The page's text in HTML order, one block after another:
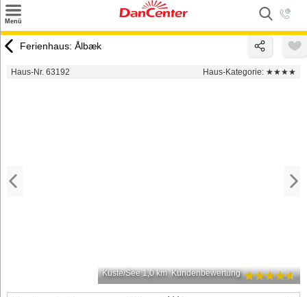
Menü
Urlaubsziele
Ferienhaus: Ålbæk
Haus-Nr. 63192 Haus-Kategorie: ★★★★
Küste/See 1,0 km Kundenbewertung